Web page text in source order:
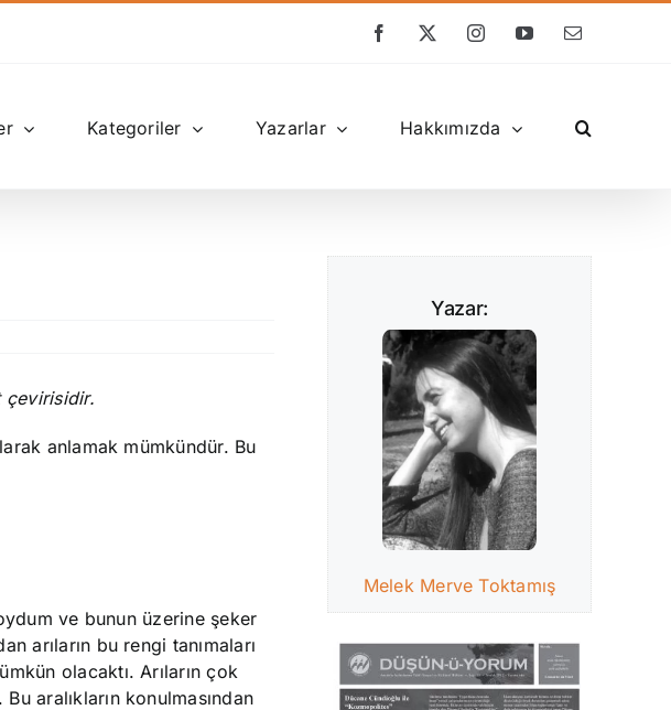
Facebook
X InstagramYouTube
E-
Kategoriler Yazarlar Hakkımızda
çevirisidir.
anlamak mümkündür. Bu
ve bunun üzerine şeker
arıların bu rengi tanımaları
olacaktı. Arıların çok
aralıkların konulmasından
Yazar:
Melek Merve Toktamış